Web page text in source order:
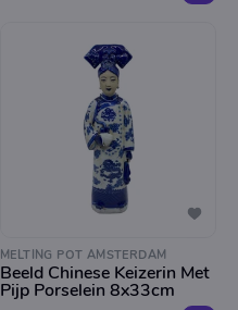
MELTING POT AMSTERDAM
Beeld Chinese Keizerin Met
Pijp Porselein 8x33cm